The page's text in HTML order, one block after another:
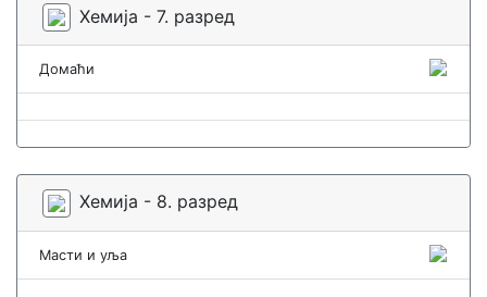
Хемија - 7. разред
Домаћи
Хемија - 8. разред
Масти и уља